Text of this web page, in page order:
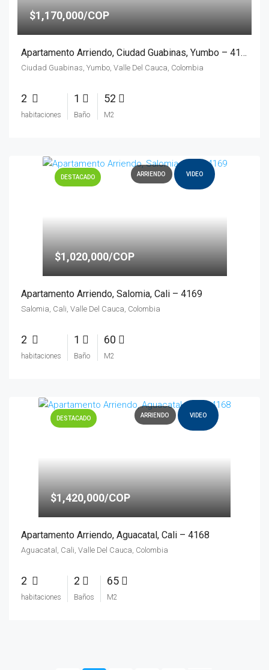
$1,170,000/COP
Apartamento Arriendo, Ciudad Guabinas, Yumbo – 4170
Ciudad Guabinas, Yumbo, Valle Del Cauca, Colombia
2
habitaciones
1
Baño
52
M2
DESTACADO ARRIENDO VIDEO
$1,020,000/COP
Apartamento Arriendo, Salomia, Cali – 4169
Salomia, Cali, Valle Del Cauca, Colombia
2
habitaciones
1
Baño
60
M2
DESTACADO ARRIENDO VIDEO
$1,420,000/COP
Apartamento Arriendo, Aguacatal, Cali – 4168
Aguacatal, Cali, Valle Del Cauca, Colombia
2
habitaciones
2
Baños
65
M2